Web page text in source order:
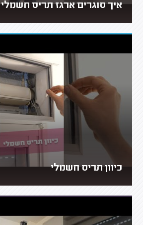
איך סוגרים ארגז תריס חשמלי
כיוון תריס חשמלי